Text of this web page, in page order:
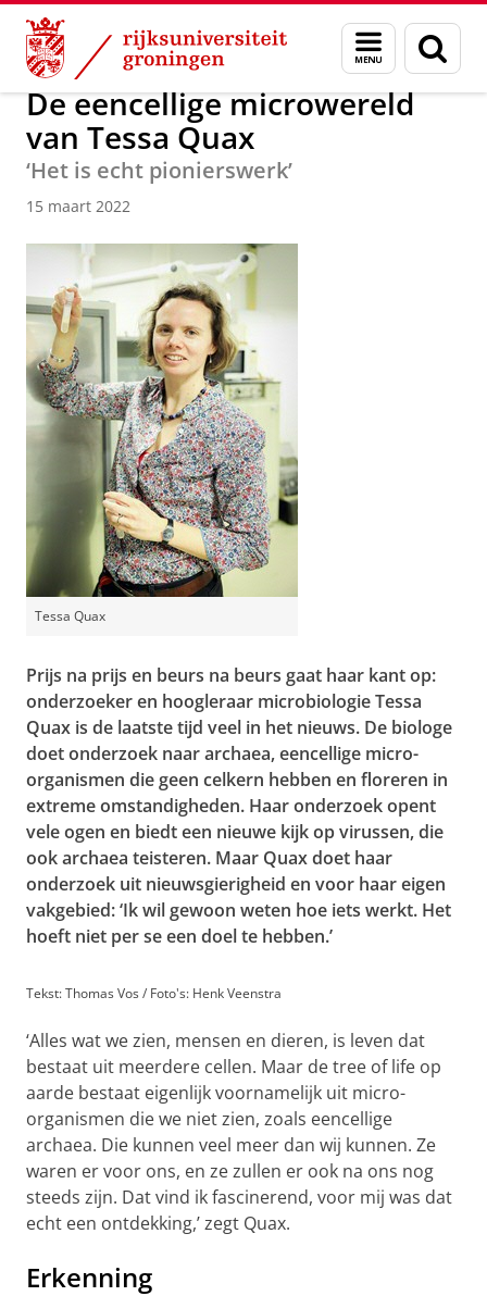
Skip
Content
Skip
Navigation
Menu
en
zoeken
Over ons Actueel Nieuws Nieuwsberichten
De eencellige microwereld
van Tessa Quax
‘Het is echt pionierswerk’
15 maart 2022
Tessa Quax
Prijs na prijs en beurs na beurs gaat haar kant op:
onderzoeker en hoogleraar microbiologie Tessa
Quax is de laatste tijd veel in het nieuws. De biologe
doet onderzoek naar archaea, eencellige micro-
organismen die geen celkern hebben en floreren in
extreme omstandigheden. Haar onderzoek opent
vele ogen en biedt een nieuwe kijk op virussen, die
ook archaea teisteren. Maar Quax doet haar
onderzoek uit nieuwsgierigheid en voor haar eigen
vakgebied: ‘Ik wil gewoon weten hoe iets werkt. Het
hoeft niet per se een doel te hebben.’
Tekst: Thomas Vos / Foto's: Henk Veenstra
‘Alles wat we zien, mensen en dieren, is leven dat
bestaat uit meerdere cellen. Maar de tree of life op
aarde bestaat eigenlijk voornamelijk uit micro-
organismen die we niet zien, zoals eencellige
archaea. Die kunnen veel meer dan wij kunnen. Ze
waren er voor ons, en ze zullen er ook na ons nog
steeds zijn. Dat vind ik fascinerend, voor mij was dat
echt een ontdekking,’ zegt Quax.
Erkenning